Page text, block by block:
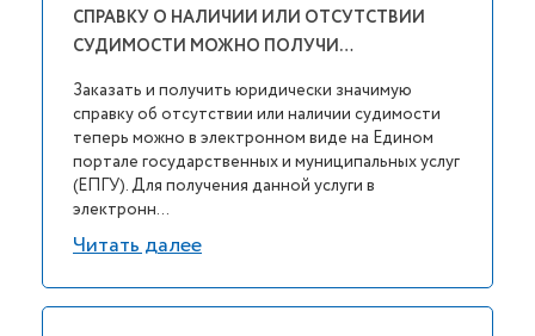
СПРАВКУ О НАЛИЧИИ ИЛИ ОТСУТСТВИИ
СУДИМОСТИ МОЖНО ПОЛУЧИ…
Заказать и получить юридически значимую
справку об отсутствии или наличии судимости
теперь можно в электронном виде на Едином
портале государственных и муниципальных услуг
(ЕПГУ). Для получения данной услуги в
электронн...
Читать далее